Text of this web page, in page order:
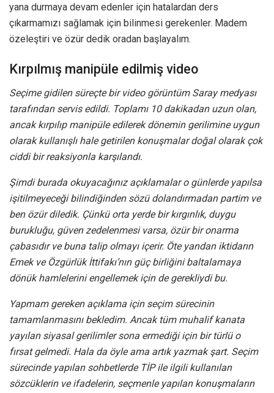
yana durmaya devam edenler için hatalardan ders
çıkarmamızı sağlamak için bilinmesi gerekenler. Madem
özeleştiri ve özür dedik oradan başlayalım.
Kırpılmış manipüle edilmiş video
Seçime gidilen süreçte bir video görüntüm Saray medyası
tarafından servis edildi. Toplamı 10 dakikadan uzun olan,
ancak kırpılıp manipüle edilerek dönemin gerilimine uygun
olarak kullanışlı hale getirilen konuşmalar doğal olarak çok
ciddi bir reaksiyonla karşılandı.
Şimdi burada okuyacağınız açıklamalar o günlerde yapılsa
işitilmeyeceği bilindiğinden sözü dolandırmadan partim ve
ben özür diledik. Çünkü orta yerde bir kırgınlık, duygu
burukluğu, güven zedelenmesi varsa, özür bir onarma
çabasıdır ve buna talip olmayı içerir. Öte yandan iktidarın
Emek ve Özgürlük İttifakı’nın güç birliğini baltalamaya
dönük hamlelerini engellemek için de gerekliydi bu.
Yapmam gereken açıklama için seçim sürecinin
tamamlanmasını bekledim. Ancak tüm muhalif kanata
yayılan siyasal gerilimler sona ermediği için bir türlü o
fırsat gelmedi. Hala da öyle ama artık yazmak şart. Seçim
sürecinde yapılan sohbetlerde TİP ile ilgili kullanılan
sözcüklerin ve ifadelerin, seçmenle yapılan konuşmaların